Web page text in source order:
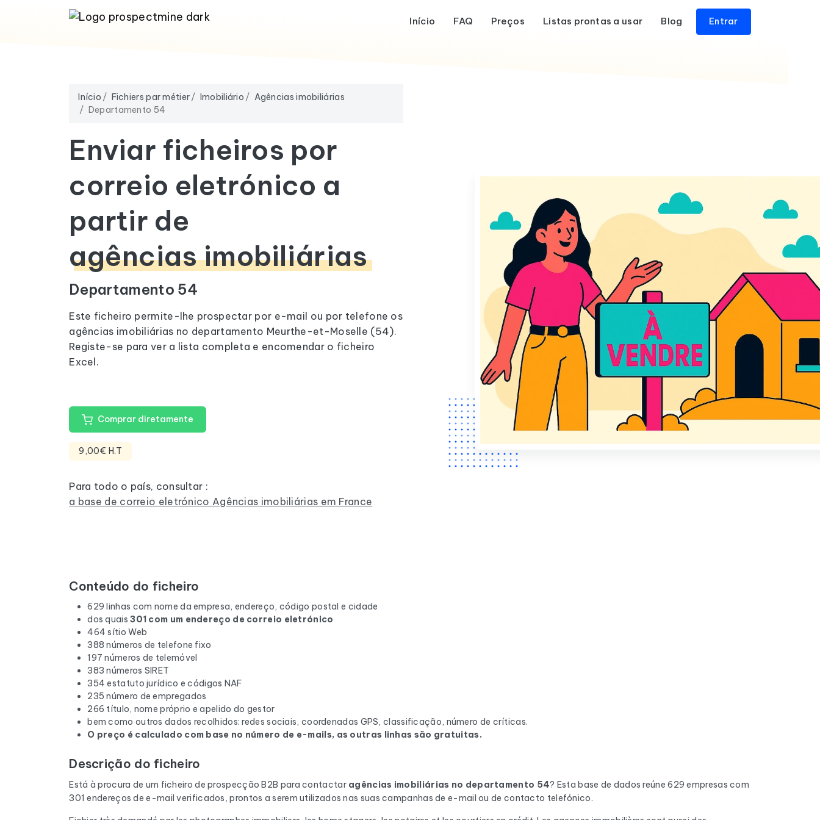
Início FAQ Preços Listas prontas a usar Blog Entrar
Início Fichiers par métier Imobiliário
Agências imobiliárias
Departamento 54
Enviar ficheiros por
correio eletrónico a
partir de
agências imobiliárias
Departamento 54
Este ficheiro permite-lhe prospectar por e-mail ou por telefone os
agências imobiliárias no departamento Meurthe-et-Moselle (54).
Registe-se para ver a lista completa e encomendar o ficheiro
Excel.
Comprar diretamente
9,00€ H.T
Para todo o país, consultar :
a base de correio eletrónico Agências imobiliárias em France
Conteúdo do ficheiro
629 linhas com nome da empresa, endereço, código postal e cidade
dos quais301 com um endereço de correio eletrónico
464 sítio Web
388 números de telefone fixo
197 números de telemóvel
383 números SIRET
354 estatuto jurídico e códigos NAF
235 número de empregados
266 título, nome próprio e apelido do gestor
bem como outros dados recolhidos: redes sociais, coordenadas GPS, classificação, número de críticas.
O preço é calculado com base no número de e-mails, as outras linhas são gratuitas.
Descrição do ficheiro
Está à procura de um ficheiro de prospecção B2B para contactar agências imobiliárias no departamento 54? Esta base de dados reúne 629 empresas com
301 endereços de e-mail verificados, prontos a serem utilizados nas suas campanhas de e-mail ou de contacto telefónico.